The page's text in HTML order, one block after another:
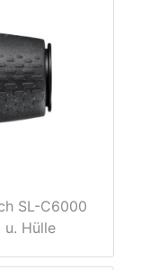
SL-C6000
Hülle